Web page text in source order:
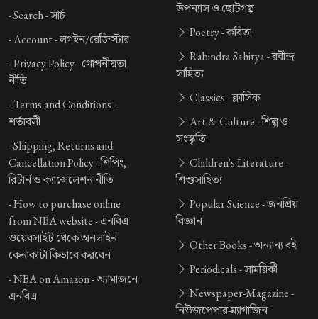
-Search -সার্চ
-Account -লগইন/রেজিস্টার
-Privacy Policy -গোপনীয়তা
নীতি
-Terms and Conditions -
শর্তাবলী
-Shipping, Returns and
Cancellation Policy -শিপিং,
রিটার্ন ও ক্যান্সেলেশন নীতি
-How to purchase online
from NBA website -এনবিএ
ওয়েবসাইট থেকে অনলাইন
কেনাকাটা কিভাবে করবেন
-NBA on Amazon -অ্যামাজনে
এনবিএ
উপন্যাস ও ছোটগল্প
Poetry -কবিতা
Rabindra Sahitya -রবীন্দ্র
সাহিত্য
Classics -ক্লাসিক
Art & Culture -শিল্প ও
সংস্কৃতি
Children's Literature -
শিশুসাহিত্য
Popular Science -জনপ্রিয়
বিজ্ঞান
Other Books -অন্যান্য বই
Periodicals -সাময়িকী
Newspaper-Magazine -
নিউজপেপার-ম্যাগাজিন